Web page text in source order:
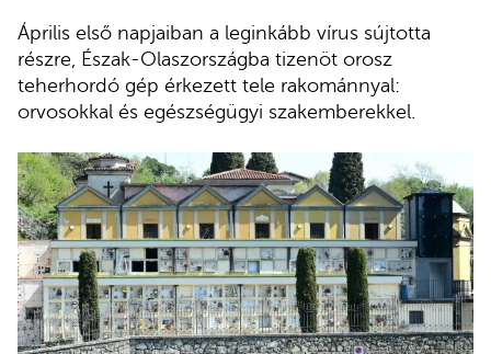
Április első napjaiban a leginkább vírus sújtotta
részre, Észak-Olaszországba tizenöt orosz
teherhordó gép érkezett tele rakománnyal:
orvosokkal és egészségügyi szakemberekkel.